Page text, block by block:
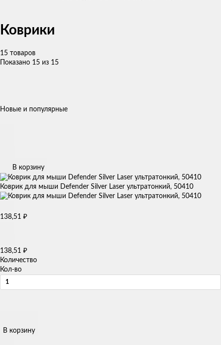
Коврики
15 товаров
Показано 15 из 15
Новые и популярные
В корзину
Коврик для мыши Defender Silver Laser ультратонкий, 50410
138,51 ₽
138,51 ₽
Количество
Кол-во
В корзину